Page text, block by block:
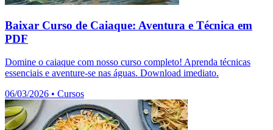
Baixar Curso de Caiaque: Aventura e Técnica em
PDF
Domine o caiaque com nosso curso completo! Aprenda técnicas
essenciais e aventure-se nas águas. Download imediato.
06/03/2026 • Cursos